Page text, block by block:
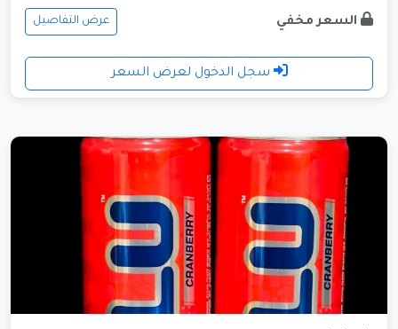
السعر مخفي عرض التفاصيل
سجل الدخول لعرض السعر